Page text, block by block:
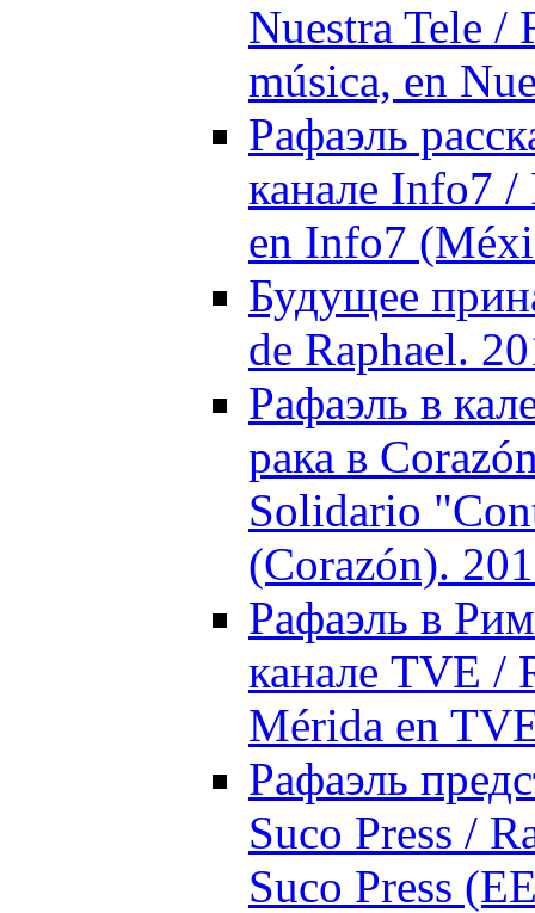
Nuestra Tele /
música, en
Рафаэль
канале Info7 /
en Info7
Будущее
de Raphael.
Рафаэль в
рака в
Solidario
(Corazón).
Рафаэль в
канале TVE /
Mérida en
Рафаэль
Suco Press /
Suco Press